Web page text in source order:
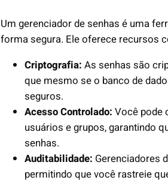
Um gerenciador de senhas é uma
forma segura. Ele oferece recursos
Criptografia: As senhas são
que mesmo se o banco de
seguros.
Acesso Controlado: Você pode
usuários e grupos, garantindo
senhas.
Auditabilidade: Gerenciadores
permitindo que você rastreie